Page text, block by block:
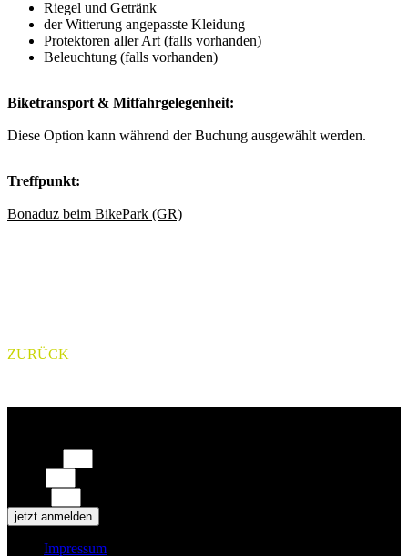
Riegel und Getränk
der Witterung angepasste Kleidung
Protektoren aller Art (falls vorhanden)
Beleuchtung (falls vorhanden)
Biketransport & Mitfahrgelegenheit:
Diese Option kann während der Buchung ausgewählt werden.
Treffpunkt:
Bonaduz beim BikePark (GR)
ZURÜCK
jetzt anmelden
Impressum